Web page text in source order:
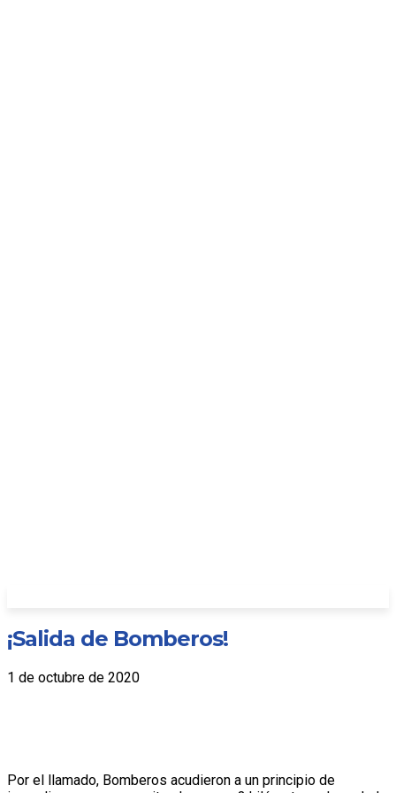
¡Salida de Bomberos!
1 de octubre de 2020
Por el llamado, Bomberos acudieron a un principio de